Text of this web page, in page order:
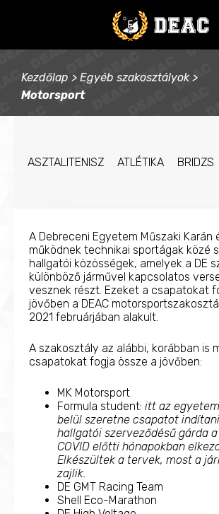
Kezdőlap > Egyéb szakosztályok >
Motorsport
ASZTALITENISZ ATLÉTIKA BRIDZS
A Debreceni Egyetem Műszaki Karán
működnek technikai sportágak közé
hallgatói közösségek, amelyek a DE
különböző járművel kapcsolatos
vesznek részt. Ezeket a csapatokat
jövőben a DEAC
2021 februárjában alakult.
A szakosztály az alábbi, korábban is
csapatokat fogja össze a jövőben:
MK Motorsport
Formula student: itt az
belül szeretne csapatot
hallgatói szerveződésű gárda
COVID előtti hónapokban
Elkészültek a tervek, most a
zajlik.
DE GMT Racing Team
Shell Eco-Marathon